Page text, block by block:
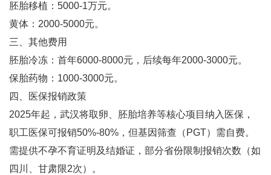
胚胎移植‌：5000-1万元‌。
黄体‌：2000-5000元‌。
三、其他费用
胚胎冷冻‌：首年6000-8000元，后续每年2000-3000元‌。
保胎药物‌：1000-3000元‌。
四、医保报销政策
2025年起，武汉将取卵、胚胎培养等核心项目纳入医保，
职工医保可报销50%-80%，但基因筛查（PGT）需自费‌。
需提供不孕不育证明及结婚证，部分省份限制报销次数（如
四川、甘肃限2次）‌。